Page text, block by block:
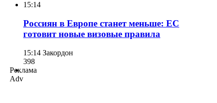
15:14
Россиян в Европе станет меньше: ЕС
готовит новые визовые правила
15:14 Закордон
398
Реклама
Adv